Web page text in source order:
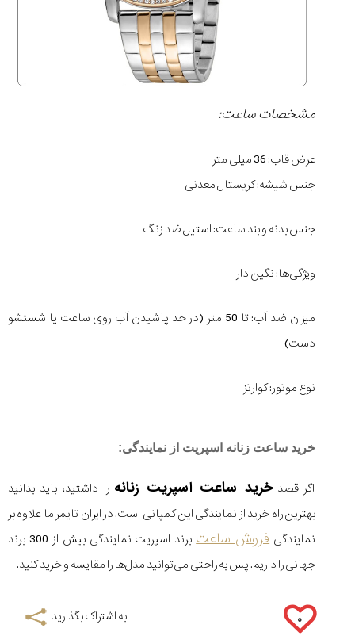
مشخصات ساعت:
عرض قاب: 36 میلی متر
جنس شیشه: کریستال معدنی
جنس بدنه و بند ساعت: استیل ضد زنگ
ویژگی‌ها: نگین دار
میزان ضد آب: تا 50 متر (در حد پاشیدن آب روی ساعت یا شستشو
دست)
نوع موتور: کوارتز
خرید ساعت زنانه اسپریت از نمایندگی:
اگر قصدخرید ساعت اسپریت زنانه را داشتید، باید بدانید
بهترین راه خرید از نمایندگی این کمپانی است. در ایران تایمر ما علاوه بر
نمایندگی فروش ساعت
برند اسپریت نمایندگی بیش از 300 برند
جهانی را داریم. پس به راحتی می‌توانید مدل‌ها را مقایسه و خرید کنید.
۰ به اشتراک بگذارید